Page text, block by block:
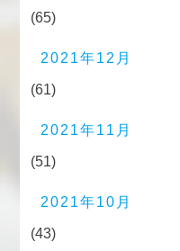
(65)
2021年12月
(61)
2021年11月
(51)
2021年10月
(43)